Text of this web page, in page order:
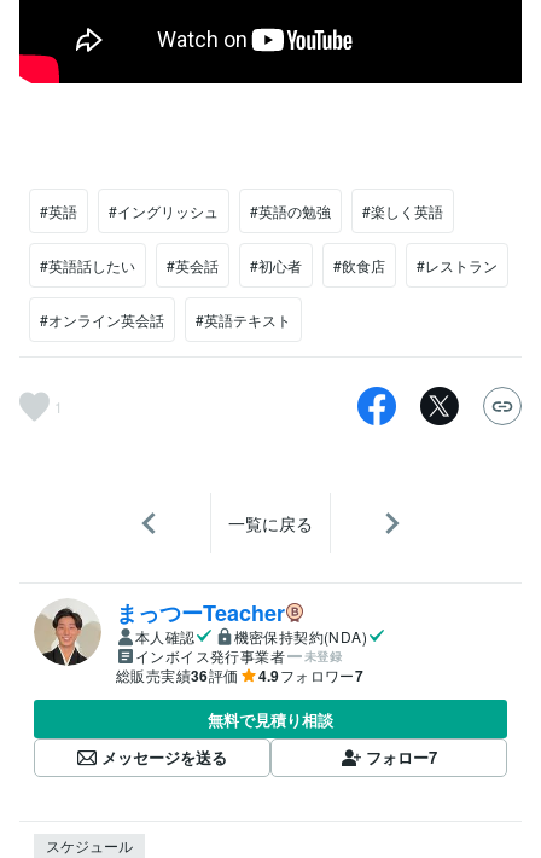
#英語 #イングリッシュ #英語の勉強 #楽しく英語
#英語話したい #英会話 #初心者 #飲食店 #レストラン
#オンライン英会話 #英語テキスト
1
一覧に戻る
まっつーTeacher
本人確認
機密保持契約(NDA)
インボイス発行事業者
未登録
総販売実績36評価 4.9フォロワー7
無料で見積り相談
メッセージを送る
フォロー7
スケジュール